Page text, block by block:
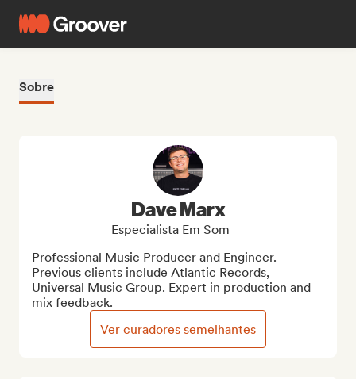
Sobre
Dave Marx
Especialista Em Som
Professional Music Producer and Engineer.
Previous clients include Atlantic Records,
Universal Music Group. Expert in production and
mix feedback.
Ver curadores semelhantes